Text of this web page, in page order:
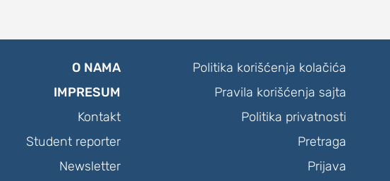
O NAMA
IMPRESUM
Kontakt
Student reporter
Newsletter
Politika korišćenja kolačića
Pravila korišćenja sajta
Politika privatnosti
Pretraga
Prijava